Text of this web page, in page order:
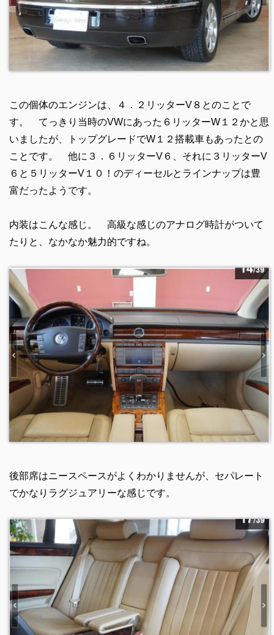
この個体のエンジンは、４．２リッターV８とのことで
す。 てっきり当時のVWにあった６リッターW１２かと思
いましたが、トップグレードでW１２搭載車もあったとの
ことです。 他に３．６リッターV６、それに３リッターV
６と５リッターV１０！のディーセルとラインナップは豊
富だったようです。
内装はこんな感じ。 高級な感じのアナログ時計がついて
たりと、なかなか魅力的ですね。
後部席はニースペースがよくわかりませんが、セパレート
でかなりラグジュアリーな感じです。